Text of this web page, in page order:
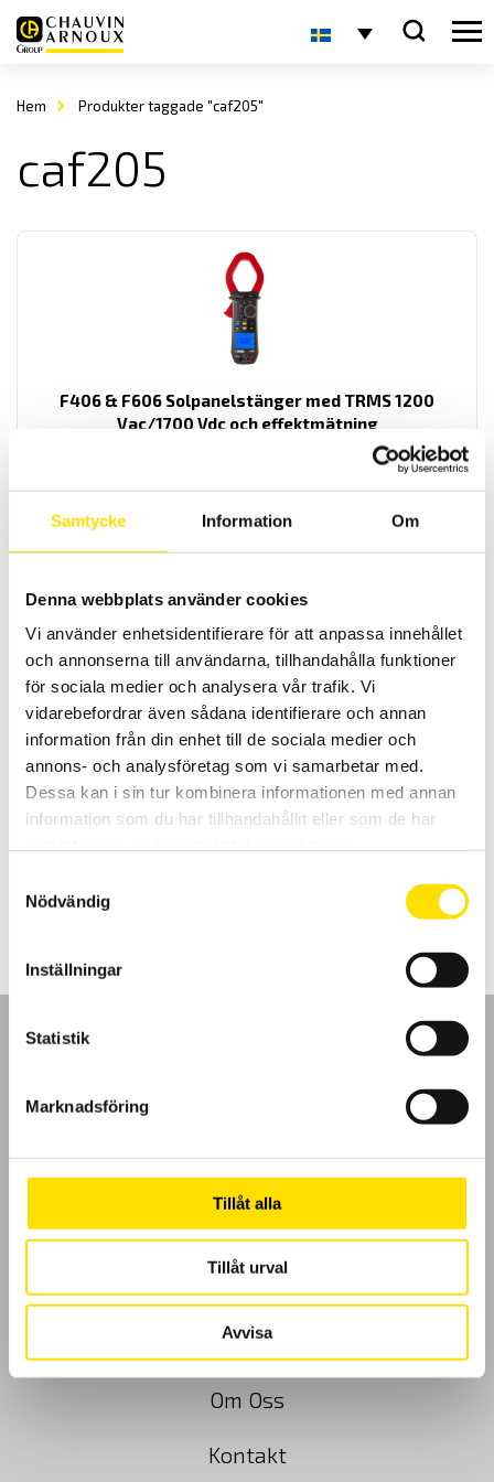
Samtycke Information Om
Denna webbplats använder cookies
Vi använder enhetsidentifierare för att anpassa innehållet
och annonserna till användarna, tillhandahålla funktioner
för sociala medier och analysera vår trafik. Vi
vidarebefordrar även sådana identifierare och annan
information från din enhet till de sociala medier och
annons- och analysföretag som vi samarbetar med.
Dessa kan i sin tur kombinera informationen med annan
information som du har tillhandahållit eller som de har
Nödvändig
Inställningar
Statistik
Marknadsföring
Tillåt alla
Tillåt urval
Avvisa
Hem Produkter taggade "caf205"
caf205
F406 & F606 Solpanelstänger med TRMS 1200
Vac/1700 Vdc och effektmätning
Multifunktionstänger för TRMS lik- och växelström med extra
funktioner som spänningsmätning upp till 1200 Vac och 1700 vdc.
Samt med kontinuitets- och startströmsmätning och effektmätning.
5,690.00kr–8,025.00krPrisintervall:
8,025.00 kr
LÄS MER
MX355 & MX655 Strömtänger AC/DC
Allsidiga strömtänger för både lik- och växelström. Med kompakt
Köpvillkor
Cookies
Klagomål
Kundundersökning
Om Oss
Kontakt